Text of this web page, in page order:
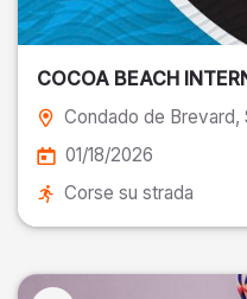
COCOA BEACH
Condado de Brevard,
01/18/2026
Corse su strada